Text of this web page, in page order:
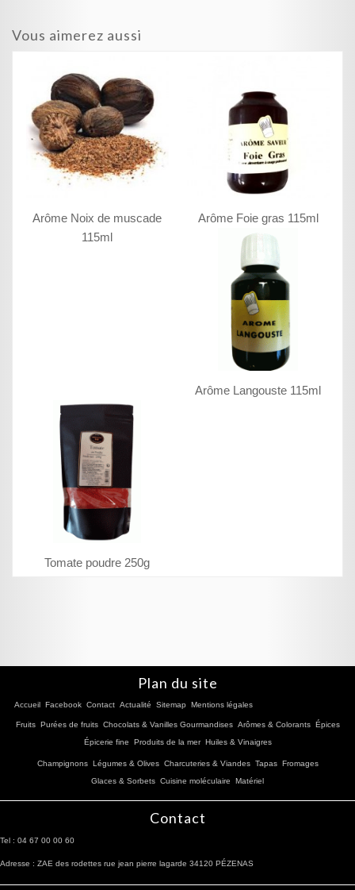
Vous aimerez aussi
Arôme Noix de muscade
115ml
Arôme Foie gras 115ml
Arôme Langouste 115ml
Tomate poudre 250g
Plan du site
Accueil Facebook Contact Actualité Sitemap Mentions légales
Fruits Purées de fruits Chocolats & Vanilles Gourmandises Arômes & Colorants Épices
Épicerie fine
Produits de la mer Huiles & Vinaigres
Champignons Légumes & Olives Charcuteries & Viandes Tapas Fromages
Glaces & Sorbets Cuisine moléculaire Matériel
Contact
Tel : 04 67 00 00 60
Adresse : ZAE des rodettes rue jean pierre lagarde 34120 PÉZENAS